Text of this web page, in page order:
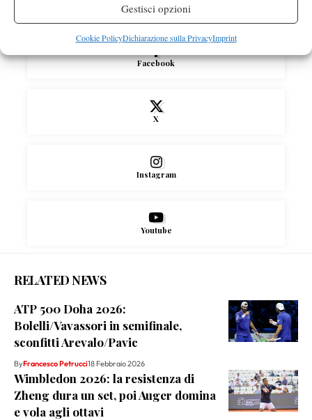
Gestisci opzioni
Cookie PolicyDichiarazione sulla PrivacyImprint
SOCIAL
Facebook
X
Instagram
Youtube
RELATED NEWS
ATP 500 Doha 2026:
Bolelli/Vavassori in semifinale,
sconfitti Arevalo/Pavic
ByFrancesco Petrucci18 Febbraio 2026
Wimbledon 2026: la resistenza di
Zheng dura un set, poi Auger domina
e vola agli ottavi